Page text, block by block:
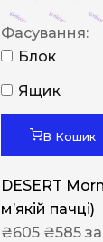
Фасування:
Блок
Ящик
В Кошик
DESERT
мʼякій пачці)
₴605 ₴585